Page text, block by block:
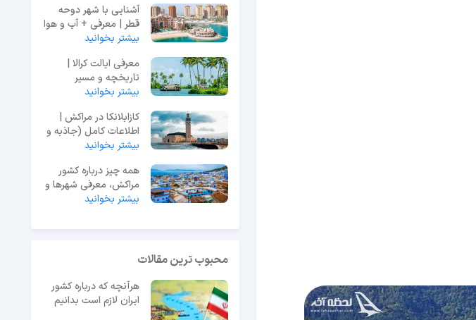
آشنایی با شهر دوحه
قطر | معرفی + آب و هوا
+ جاهای دیدنی
بیشتر بخوانید
معرفی ایالت کرالا |
تاریخچه و مسیر
دسترسی و جاذبه ها
بیشتر بخوانید
کازابلانکا در مراکش |
اطلاعات کامل (جاذبه و
مراکز خرید)
بیشتر بخوانید
همه چیز درباره کشور
مراکش، معرفی شهرها و
تاریخچه کشور
بیشتر بخوانید
محبوب ترین مقالات
هرآنچه که درباره کشور
ایران لازم است بدانیم